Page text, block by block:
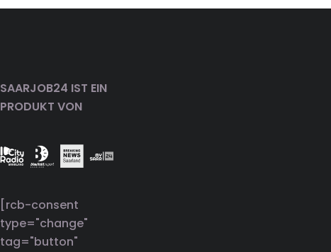
SAARJOB24 IST EIN
PRODUKT VON
[rcb-consent
type="change"
tag="button"